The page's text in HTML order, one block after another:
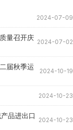
2024-07-09
量召开庆
2024-07-02
届秋季运
2024-10-19
2024-10-23
品进出口
2024-10-23